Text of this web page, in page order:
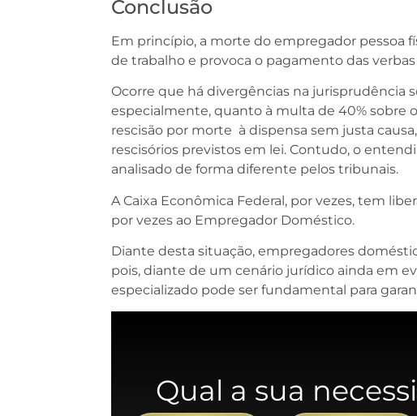
Conclusão
Em princípio, a morte do empregador pessoa
de trabalho e provoca o pagamento das
Ocorre que há divergências na jurisprudência
especialmente, quanto à multa de 40% sobre
rescisão por morte à dispensa sem justa
rescisórios previstos em lei. Contudo, o
analisado de forma diferente pelos tribunais.
A Caixa Econômica Federal, por vezes, tem
por vezes ao Empregador Doméstico.
Diante desta situação, empregadores
pois, diante de um cenário jurídico ainda em
especializado pode ser fundamental para
Qual a sua